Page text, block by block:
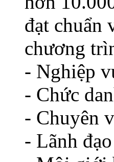
đạt chuẩn
chương
- Nghiệp
- Chức
- Chuyên
- Lãnh